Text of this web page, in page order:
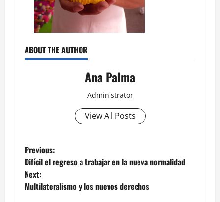
ABOUT THE AUTHOR
Ana Palma
Administrator
View All Posts
Post
navigation
Previous:
Difícil el regreso a trabajar en la nueva normalidad
Next:
Multilateralismo y los nuevos derechos